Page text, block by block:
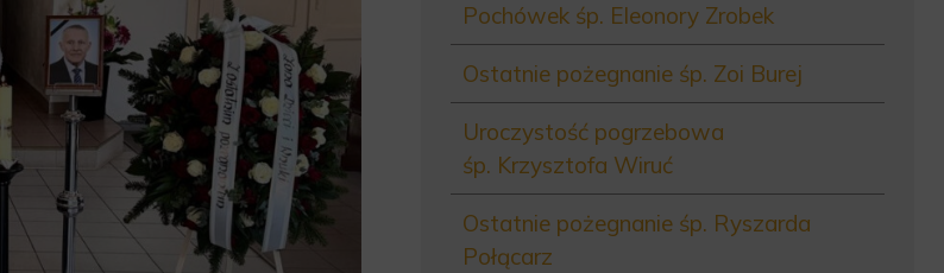
Pochówek śp. Eleonory Zrobek
Ostatnie pożegnanie śp. Zoi Burej
Uroczystość pogrzebowa
śp. Krzysztofa Wiruć
Ostatnie pożegnanie śp. Ryszarda
Połącarz